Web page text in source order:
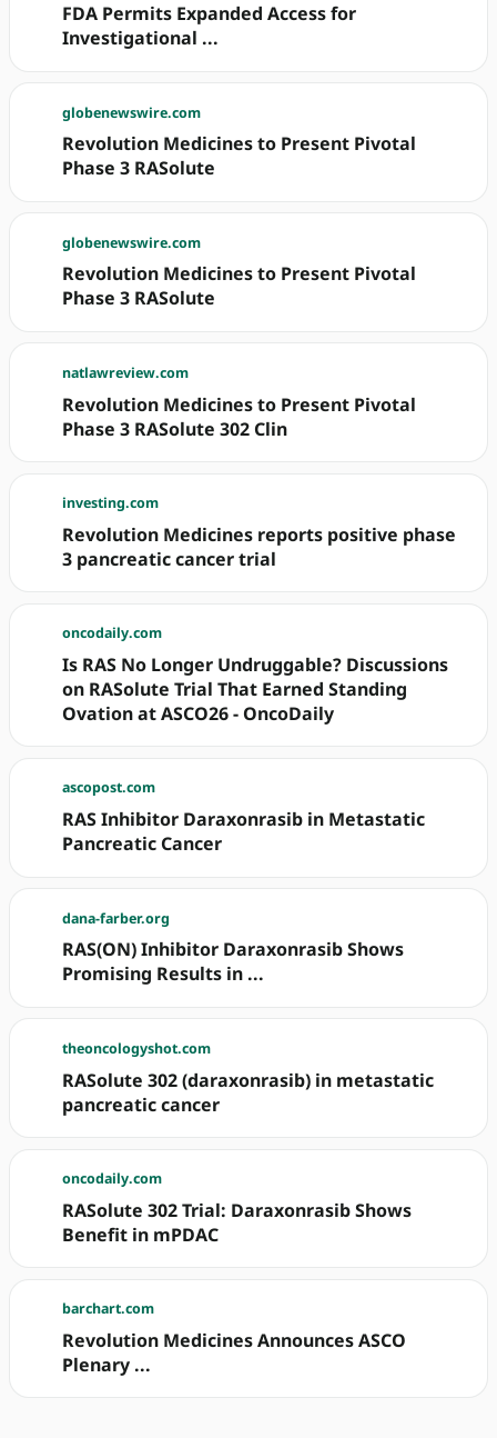
FDA Permits Expanded Access for
Investigational ...
globenewswire.com
Revolution Medicines to Present Pivotal
Phase 3 RASolute
globenewswire.com
Revolution Medicines to Present Pivotal
Phase 3 RASolute
natlawreview.com
Revolution Medicines to Present Pivotal
Phase 3 RASolute 302 Clin
investing.com
Revolution Medicines reports positive phase
3 pancreatic cancer trial
oncodaily.com
Is RAS No Longer Undruggable? Discussions
on RASolute Trial That Earned Standing
Ovation at ASCO26 - OncoDaily
ascopost.com
RAS Inhibitor Daraxonrasib in Metastatic
Pancreatic Cancer
dana-farber.org
RAS(ON) Inhibitor Daraxonrasib Shows
Promising Results in ...
theoncologyshot.com
RASolute 302 (daraxonrasib) in metastatic
pancreatic cancer
oncodaily.com
RASolute 302 Trial: Daraxonrasib Shows
Benefit in mPDAC
barchart.com
Revolution Medicines Announces ASCO
Plenary ...